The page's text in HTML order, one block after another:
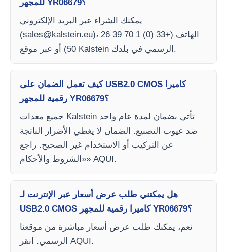
للمجهر YR06679؟
يمكنك الشراء عبر البريد الإلكتروني
(sales@kalstein.eu)، الهاتف (+33 (0) 1 70 39 26
50) أو عبر موقع Kalstein الرسمي في بلدك.
كيف تعمل الضمان على USB2.0 CMOS كاميرا
رقمية للمجهر YR06679؟
جميع معدات Kalstein تأتي بضمان لمدة عام واحد
ضد عيوب التصنيع. الضمان لا يغطي الأضرار الناتجة
عن التركيب أو الاستخدام غير الصحيح. راجع
«الشروط والأحكام» AQUI.
هل يمكنني طلب عرض أسعار عبر الإنترنت لـ
USB2.0 CMOS كاميرا رقمية للمجهر YR06679؟
نعم، يمكنك طلب عرض أسعار مباشرة من موقعنا
الرسمي. انقر AQUI.